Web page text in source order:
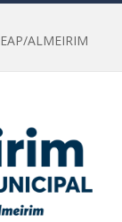
ALMEIRIM